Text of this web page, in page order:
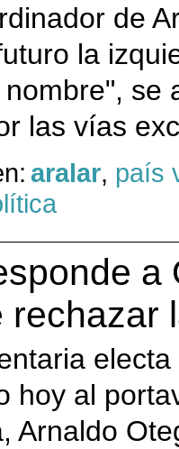
de
la
se
las vías
aralar, país
a
rechazar
hoy al
Arnaldo